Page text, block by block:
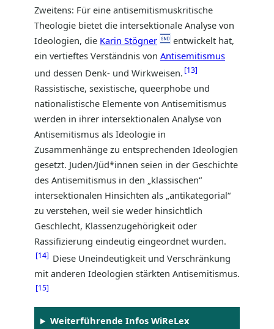
Zweitens: Für eine antisemitismuskritische
Theologie bietet die intersektionale Analyse von
Ideologien, die Karin Stögner
entwickelt hat,
ein vertieftes Verständnis von Antisemitismus
und dessen Denk- und Wirkweisen. 13
Rassistische, sexistische, queerphobe und
nationalistische Elemente von Antisemitismus
werden in ihrer intersektionalen Analyse von
Antisemitismus als Ideologie in
Zusammenhänge zu entsprechenden Ideologien
gesetzt. Juden/Jüd*innen seien in der Geschichte
des Antisemitismus in den „klassischen“
intersektionalen Hinsichten als „antikategorial“
zu verstehen, weil sie weder hinsichtlich
Geschlecht, Klassenzugehörigkeit oder
Rassifizierung eindeutig eingeordnet wurden.
14
Diese Uneindeutigkeit und Verschränkung
mit anderen Ideologien stärkten Antisemitismus.
15
Weiterführende Infos WiReLex